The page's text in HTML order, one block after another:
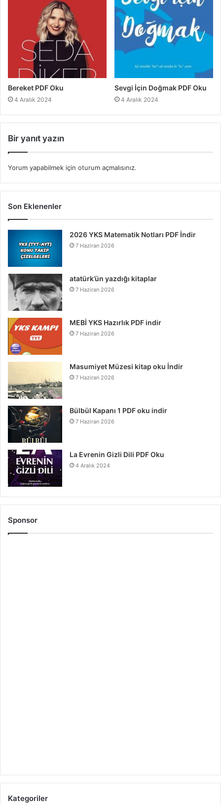
Bereket PDF Oku
4 Aralık 2024
Sevgi İçin Doğmak PDF Oku
4 Aralık 2024
Bir yanıt yazın
Yorum yapabilmek için oturum açmalısınız.
Son Eklenenler
2026 YKS Matematik Notları PDF İndir
7 Haziran 2026
atatürk’ün yazdığı kitaplar
7 Haziran 2026
MEBİ YKS Hazırlık PDF indir
7 Haziran 2026
Masumiyet Müzesi kitap oku İndir
7 Haziran 2026
Bülbül Kapanı 1 PDF oku indir
7 Haziran 2026
La Evrenin Gizli Dili PDF Oku
4 Aralık 2024
Sponsor
Kategoriler